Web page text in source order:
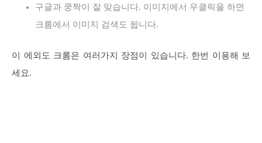
구글과 쿵짝이 잘 맞습니다. 이미지에서 우클릭을 하면
크롬에서 이미지 검색도 됩니다.
이 에외도 크롬은 여러가지 장점이 있습니다. 한번 이용해 보
세요.